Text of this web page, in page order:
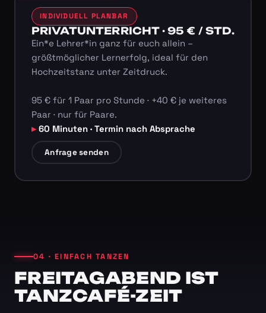
INDIVIDUELL PLANBAR
PRIVATUNTERRICHT · 95 € / STD.
Ein*e Lehrer*in ganz für euch allein –
größtmöglicher Lernerfolg, ideal für den
Hochzeitstanz unter Zeitdruck.
95 € für 1 Paar pro Stunde · +40 € je weiteres
Paar · nur für Paare.
60 Minuten · Termin nach Absprache
Anfrage senden
04 · EINFACH TANZEN
FREITAGABEND IST
TANZCAFÉ-ZEIT